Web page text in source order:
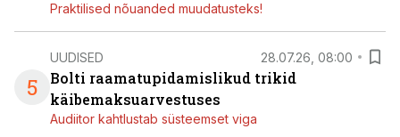
Praktilised nõuanded muudatusteks!
5
UUDISED 28.07.26, 08:00
Bolti raamatupidamislikud trikid
käibemaksuarvestuses
Audiitor kahtlustab süsteemset viga